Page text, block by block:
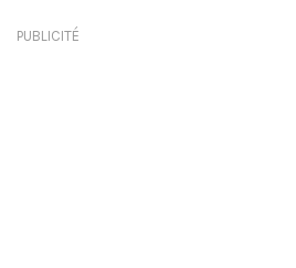
PUBLICITÉ